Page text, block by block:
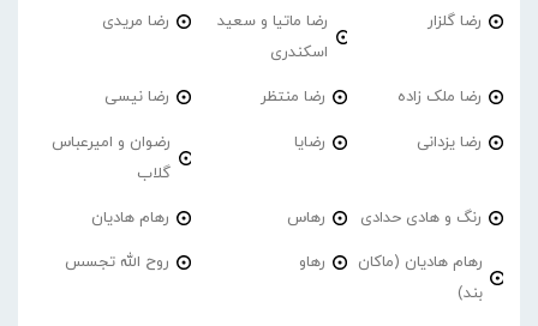
رضا گلزار
رضا ماتیا و سعید
اسکندری
رضا مریدی
رضا ملک زاده رضا منتظر رضا نیسی
رضا یزدانی رضایا
رضوان و امیرعباس
گلاب
رنگ و هادی حدادی رهاس رهام هادیان
رهام هادیان (ماکان
بند)
رهاو روح الله تجسس